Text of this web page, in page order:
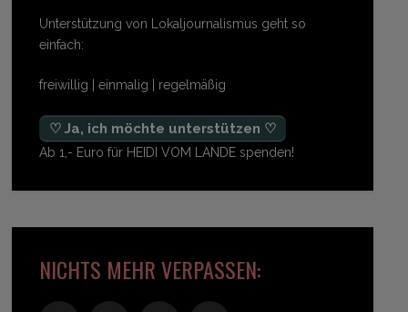
Unterstützung von Lokaljournalismus geht so
einfach:
freiwillig | einmalig | regelmäßig
♡ Ja, ich möchte unterstützen ♡
Ab 1,- Euro für HEIDI VOM LANDE spenden!
NICHTS MEHR VERPASSEN: